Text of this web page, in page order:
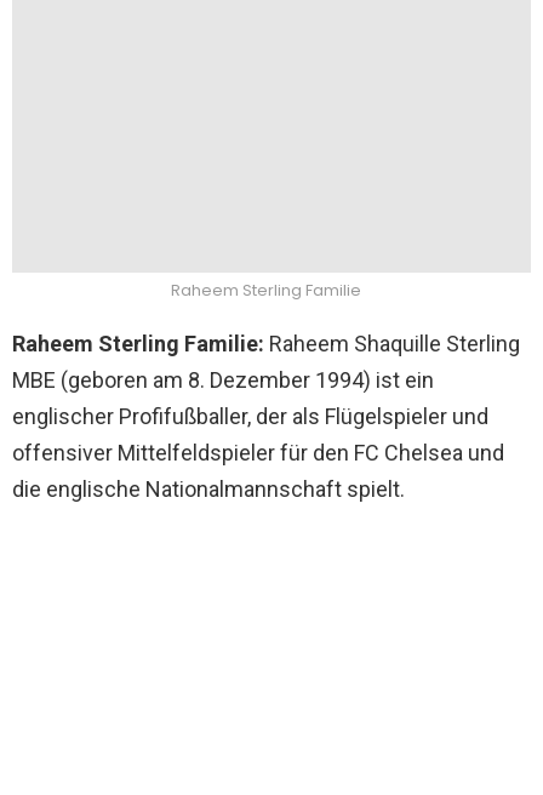
Raheem Sterling Familie
Raheem Sterling Familie: Raheem Shaquille Sterling
MBE (geboren am 8. Dezember 1994) ist ein
englischer Profifußballer, der als Flügelspieler und
offensiver Mittelfeldspieler für den FC Chelsea und
die englische Nationalmannschaft spielt.